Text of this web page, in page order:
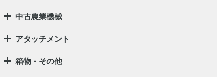
中古農業機械
アタッチメント
箱物・その他